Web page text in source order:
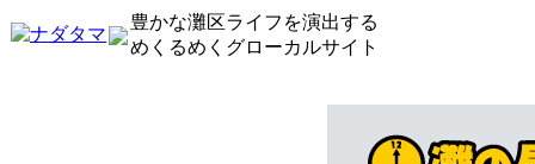
豊かな灘区ライフを演出する
めくるめくグローカルサイト